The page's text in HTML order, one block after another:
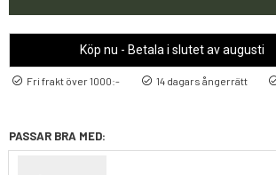
Köp nu - Betala i slutet av augusti
Fri frakt över 1000:- 14 dagars ångerrätt
PASSAR BRA MED: